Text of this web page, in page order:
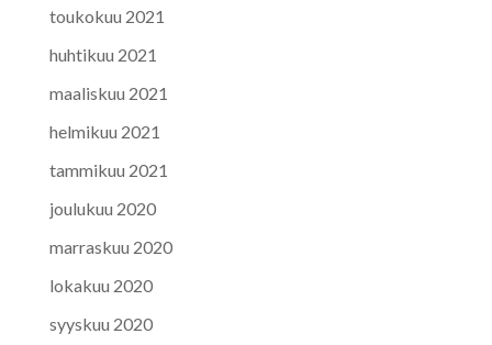
toukokuu 2021
huhtikuu 2021
maaliskuu 2021
helmikuu 2021
tammikuu 2021
joulukuu 2020
marraskuu 2020
lokakuu 2020
syyskuu 2020